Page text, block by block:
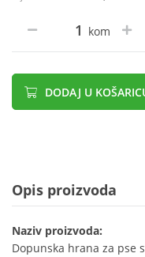
kom
DODAJ U
Opis proizvoda
Naziv proizvoda:
Dopunska hrana za pse